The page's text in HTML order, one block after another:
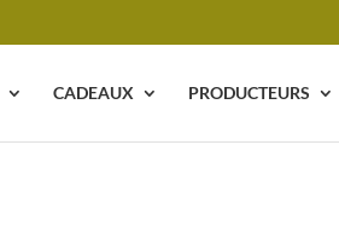
CADEAUX PRODUCTEURS